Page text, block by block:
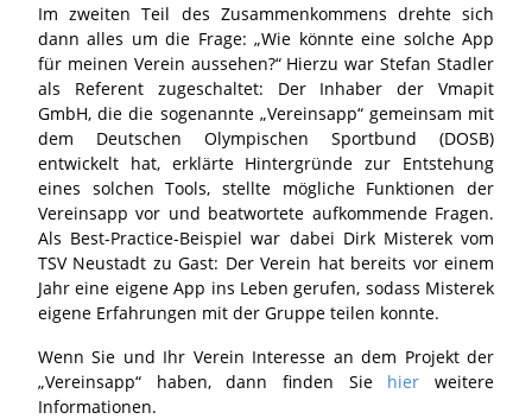
Im zweiten Teil des Zusammenkommens drehte sich
dann alles um die Frage: „Wie könnte eine solche App
für meinen Verein aussehen?“ Hierzu war Stefan Stadler
als Referent zugeschaltet: Der Inhaber der Vmapit
GmbH, die die sogenannte „Vereinsapp“ gemeinsam mit
dem Deutschen Olympischen Sportbund (DOSB)
entwickelt hat, erklärte Hintergründe zur Entstehung
eines solchen Tools, stellte mögliche Funktionen der
Vereinsapp vor und beatwortete aufkommende Fragen.
Als Best-Practice-Beispiel war dabei Dirk Misterek vom
TSV Neustadt zu Gast: Der Verein hat bereits vor einem
Jahr eine eigene App ins Leben gerufen, sodass Misterek
eigene Erfahrungen mit der Gruppe teilen konnte.
Wenn Sie und Ihr Verein Interesse an dem Projekt der
„Vereinsapp“ haben, dann finden Sie hier weitere
Informationen.